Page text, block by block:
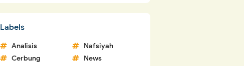
Labels
Analisis
Cerbung
Nafsiyah
News